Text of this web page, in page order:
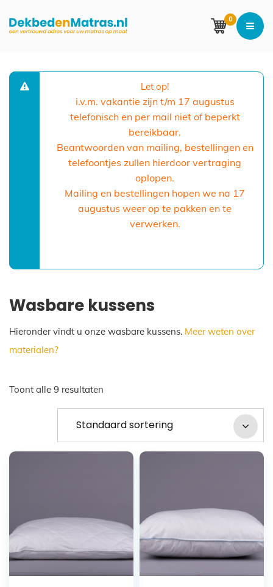
0
Let op!
i.v.m. vakantie zijn t/m 17 augustus
telefonisch en per mail niet of beperkt
bereikbaar.
Beantwoorden van mailing, bestellingen en
telefoontjes zullen hierdoor vertraging
oplopen.
Mailing en bestellingen hopen we na 17
augustus weer op te pakken en te
verwerken.
Wasbare kussens
Hieronder vindt u onze wasbare kussens. Meer weten over
materialen?
Toont alle 9 resultaten